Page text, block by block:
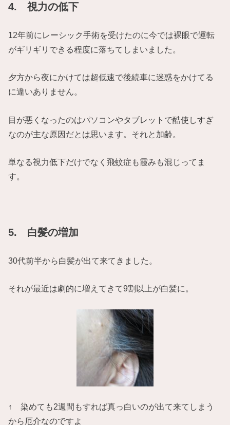
4. 視力の低下
12年前にレーシック手術を受けたのに今では裸眼で運転
がギリギリできる程度に落ちてしまいました。
夕方から夜にかけては超低速で後続車に迷惑をかけてる
に違いありません。
目が悪くなったのはパソコンやタブレットで酷使しすぎ
なのが主な原因だとは思います。それと加齢。
単なる視力低下だけでなく飛蚊症も霞みも混じってま
す。
5. 白髪の増加
30代前半から白髪が出て来てきました。
それが最近は劇的に増えてきて9割以上が白髪に。
↑ 染めても2週間もすれば真っ白いのが出て来てしまう
から厄介なのですよ